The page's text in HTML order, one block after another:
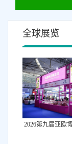
全球展览
2026第九届亚欧